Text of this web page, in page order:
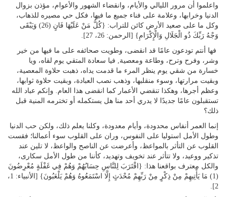
واعلموا أن مرور الليالي والأيام، وانقضاء الشهور والأعوام، مؤذن بزوال
الدنيا وخرابها، وعلامة على فناء جميع ما فيها، فكل حي مصيره للذهاب،
وكل ما على صعيد الأرض كائن للتراب: {كُلُّ مَنْ عَلَيْهَا فَانٍ (26) وَيَبْقَى
وَجْهُ رَبِّكَ ذُو الْجَلَالِ وَالْإِكْرَامِ} [الرحمن: 26، 27].
فها أنتم تودعون عامًا قد انقضى، وطويت صحائفه على ما فيها من خير
وشر، وفرح وترح، وطاعة ومعصية, فيا سعادة المتقي يوم لقاه، ويا
خسارة من شقي يوم ينظر المرء ما قدمت يداه، ذهبت حلاوة المعصية،
وبقيت مرارتها، وسوء منقلبها، وذهب نصب العبادة، وبقيت حلاوة ثوابها،
وعظم أجرها، وهكذا تنقضي الأعمار كما انقضى هذا العام. وإنكم عباد الله
تستقبلون عامًا جديدًا لا يدري أحد منا هل يستكمله أو تخترمه المنية قبل
ذلك؟
إنما العمر أنفاس محدودة، وأيام معدودة، وكلنا يعلم ذلك، ولكن حب الدنيا
وطول الأمل استوليا على النفوس، وران على القلوب سوء أعمالنا؛ فقست
القلوب عن التأثر بالمواعظ، وأعرضت عن الناصح والواعظ، لا تلين عند
تذكير ووعيد، ولا تتأثر عند تخويف وتهديد، كأننا من طول الأمل سكارى،
والكل معترف بواقعنا هذا: {اقْتَرَبَ لِلنَّاسِ حِسَابُهُمْ وَهُمْ فِي غَفْلَةٍ مُعْرِضُونَ
(1) مَا يَأْتِيهِمْ مِنْ ذِكْرٍ مِنْ رَبِّهِمْ مُحْدَثٍ إِلَّا اسْتَمَعُوهُ وَهُمْ يَلْعَبُونَ} [الأنبياء: 1،
2].